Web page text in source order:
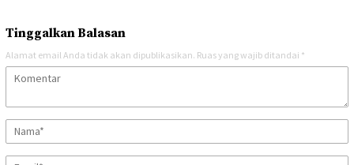
Tinggalkan Balasan
Alamat email Anda tidak akan dipublikasikan. Ruas yang wajib ditandai *